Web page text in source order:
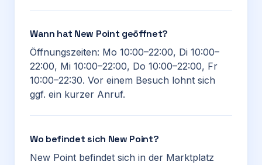
Wann hat New Point geöffnet?
Öffnungszeiten: Mo 10:00–22:00, Di 10:00–
22:00, Mi 10:00–22:00, Do 10:00–22:00, Fr
10:00–22:30. Vor einem Besuch lohnt sich
ggf. ein kurzer Anruf.
Wo befindet sich New Point?
New Point befindet sich in der Marktplatz